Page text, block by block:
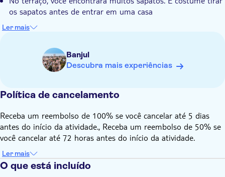
os sapatos antes de entrar em uma casa
As roupas devem respeitar a cultura local e não mostrar
A família local irá convidá-lo para ajudar nos preparativos da
sua refeição
É recomendado discutir quando você ou a família local
maioria das vezes, todos concordam com isso
Seu caderno para anotar todas as receitas
Ler mais
Banjul
Descubra mais experiências
Política de cancelamento
Receba um reembolso de 100% se você cancelar até 5 dias
antes do início da atividade., Receba um reembolso de 50% se
você cancelar até 72 horas antes do início da atividade.
Ler mais
O que está incluído